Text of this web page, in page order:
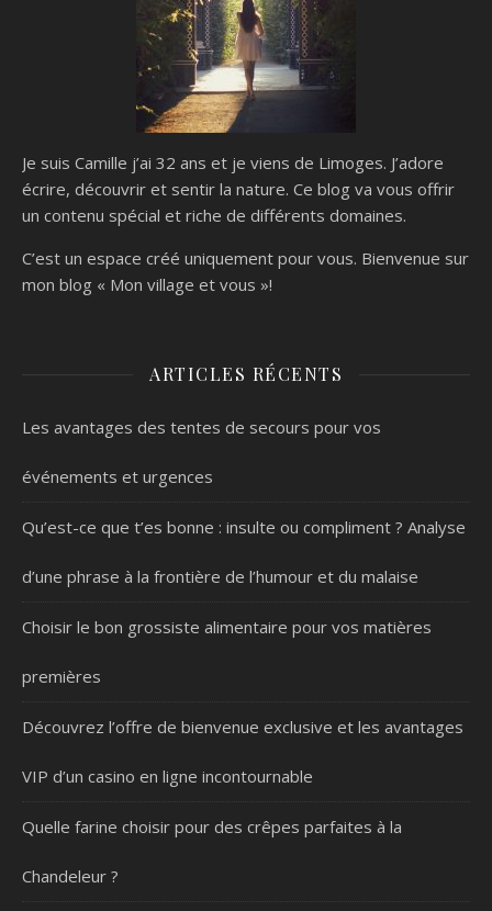
Je suis Camille j’ai 32 ans et je viens de Limoges. J’adore
écrire, découvrir et sentir la nature. Ce blog va vous offrir
un contenu spécial et riche de différents domaines.
C’est un espace créé uniquement pour vous. Bienvenue sur
mon blog « Mon village et vous »!
ARTICLES RÉCENTS
Les avantages des tentes de secours pour vos
événements et urgences
Qu’est-ce que t’es bonne : insulte ou compliment ? Analyse
d’une phrase à la frontière de l’humour et du malaise
Choisir le bon grossiste alimentaire pour vos matières
premières
Découvrez l’offre de bienvenue exclusive et les avantages
VIP d’un casino en ligne incontournable
Quelle farine choisir pour des crêpes parfaites à la
Chandeleur ?